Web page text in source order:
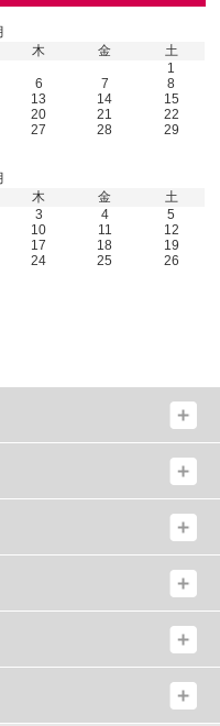
木 金
土
1
6 7
8
13 14
15
20 21
22
27 28
29
木 金
土
3 4
5
10 11
12
17 18
19
24 25
26